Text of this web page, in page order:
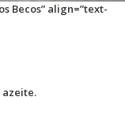
Becos” align=”text-
azeite.